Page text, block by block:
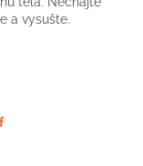
a vysušte.